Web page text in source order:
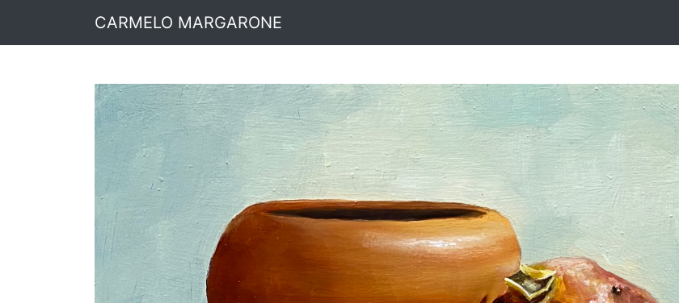
CARMELO MARGARONE